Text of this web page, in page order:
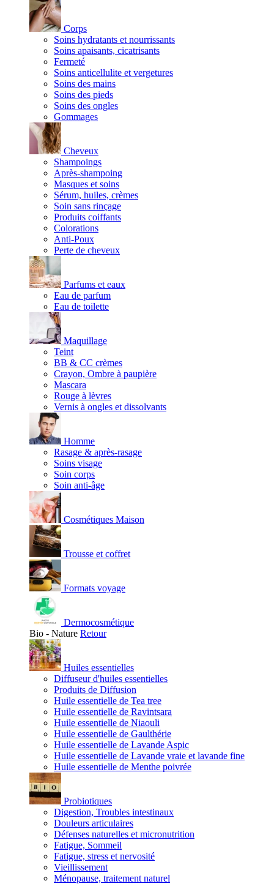
Corps
Soins hydratants et nourrissants
Soins apaisants, cicatrisants
Fermeté
Soins anticellulite et vergetures
Soins des mains
Soins des pieds
Soins des ongles
Gommages
Cheveux
Shampoings
Après-shampoing
Masques et soins
Sérum, huiles, crèmes
Soin sans rinçage
Produits coiffants
Colorations
Anti-Poux
Perte de cheveux
Parfums et eaux
Eau de parfum
Eau de toilette
Maquillage
Teint
BB & CC crèmes
Crayon, Ombre à paupière
Mascara
Rouge à lèvres
Vernis à ongles et dissolvants
Homme
Rasage & après-rasage
Soins visage
Soin corps
Soin anti-âge
Cosmétiques Maison
Trousse et coffret
Formats voyage
Dermocosmétique
Bio - Nature Retour
Huiles essentielles
Diffuseur d'huiles essentielles
Produits de Diffusion
Huile essentielle de Tea tree
Huile essentielle de Ravintsara
Huile essentielle de Niaouli
Huile essentielle de Gaulthérie
Huile essentielle de Lavande Aspic
Huile essentielle de Lavande vraie et lavande fine
Huile essentielle de Menthe poivrée
Probiotiques
Digestion, Troubles intestinaux
Douleurs articulaires
Défenses naturelles et micronutrition
Fatigue, Sommeil
Fatigue, stress et nervosité
Vieillissement
Ménopause, traitement naturel